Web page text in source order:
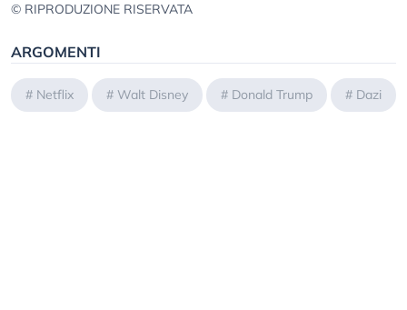
© RIPRODUZIONE RISERVATA
ARGOMENTI
# Netflix # Walt Disney # Donald Trump # Dazi